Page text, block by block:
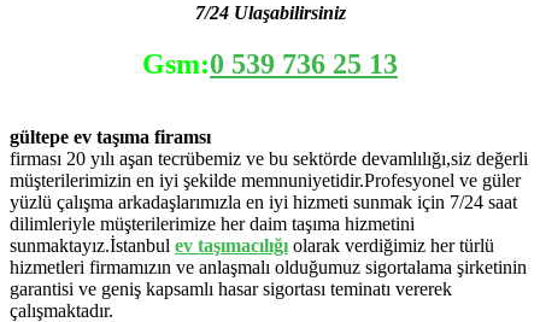
7/24 Ulaşabilirsiniz
Gsm:0 539 736 25 13
gültepe ev taşıma firamsı
firması 20 yılı aşan tecrübemiz ve bu sektörde devamlılığı,siz değerli
müşterilerimizin en iyi şekilde memnuniyetidir.Profesyonel ve güler
yüzlü çalışma arkadaşlarımızla en iyi hizmeti sunmak için 7/24 saat
dilimleriyle müşterilerimize her daim taşıma hizmetini
sunmaktayız.İstanbul ev taşımacılığı olarak verdiğimiz her türlü
hizmetleri firmamızın ve anlaşmalı olduğumuz sigortalama şirketinin
garantisi ve geniş kapsamlı hasar sigortası teminatı vererek
çalışmaktadır.